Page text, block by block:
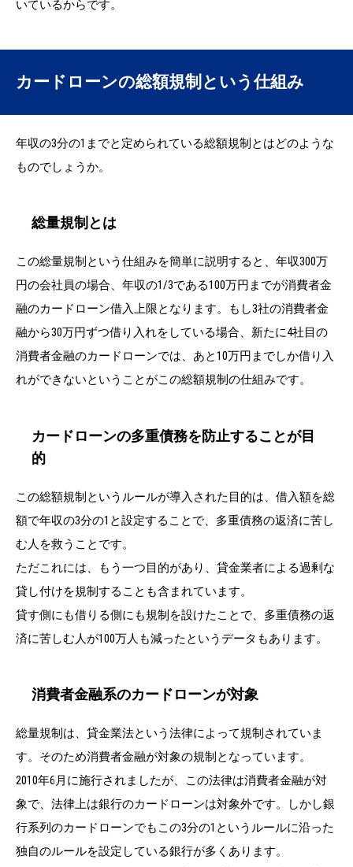
いているからです。
カードローンの総額規制という仕組み
年収の3分の1までと定められている総額規制とはどのような
ものでしょうか。
総量規制とは
この総量規制という仕組みを簡単に説明すると、年収300万
円の会社員の場合、年収の1/3である100万円までが消費者金
融のカードローン借入上限となります。もし3社の消費者金
融から30万円ずつ借り入れをしている場合、新たに4社目の
消費者金融のカードローンでは、あと10万円までしか借り入
れができないということがこの総額規制の仕組みです。
カードローンの多重債務を防止することが目
的
この総額規制というルールが導入された目的は、借入額を総
額で年収の3分の1と設定することで、多重債務の返済に苦し
む人を救うことです。
ただこれには、もう一つ目的があり、貸金業者による過剰な
貸し付けを規制することも含まれています。
貸す側にも借りる側にも規制を設けたことで、多重債務の返
済に苦しむ人が100万人も減ったというデータもあります。
消費者金融系のカードローンが対象
総量規制は、貸金業法という法律によって規制されていま
す。そのため消費者金融が対象の規制となっています。
2010年6月に施行されましたが、この法律は消費者金融が対
象で、法律上は銀行のカードローンは対象外です。しかし銀
行系列のカードローンでもこの3分の1というルールに沿った
独自のルールを設定している銀行が多くあります。